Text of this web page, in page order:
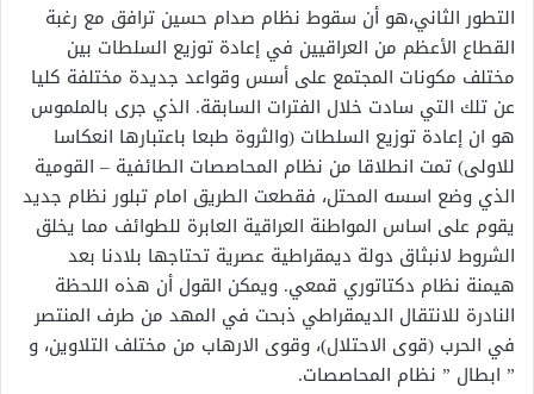
التطور الثاني،هو أن سقوط نظام صدام حسين ترافق مع رغبة
القطاع الأعظم من العراقيين في إعادة توزيع السلطات بين
مختلف مكونات المجتمع على أسس وقواعد جديدة مختلفة كليا
عن تلك التي سادت خلال الفترات السابقة. الذي جرى بالملموس
هو ان إعادة توزيع السلطات (والثروة طبعا باعتبارها انعكاسا
للاولى) تمت انطلاقا من نظام المحاصصات الطائفية – القومية
الذي وضع اسسه المحتل، فقطعت الطريق امام تبلور نظام جديد
يقوم على اساس المواطنة العراقية العابرة للطوائف مما يخلق
الشروط لانبثاق دولة ديمقراطية عصرية تحتاجها بلادنا بعد
هيمنة نظام دكتاتوري قمعي. ويمكن القول أن هذه اللحظة
النادرة للانتقال الديمقراطي ذبحت في المهد من طرف المنتصر
في الحرب (قوى الاحتلال)، وقوى الارهاب من مختلف التلاوين، و
” ابطال ” نظام المحاصصات.